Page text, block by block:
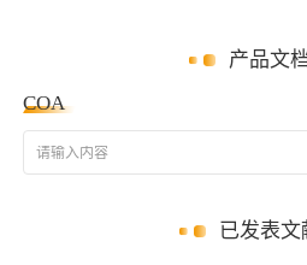
产品文
COA
请输入内容
已发表文